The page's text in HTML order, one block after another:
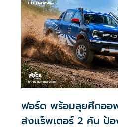
ฟอร์ด พร้อมลุยศึกออ
ส่งแร็พเตอร์ 2 คัน ป้